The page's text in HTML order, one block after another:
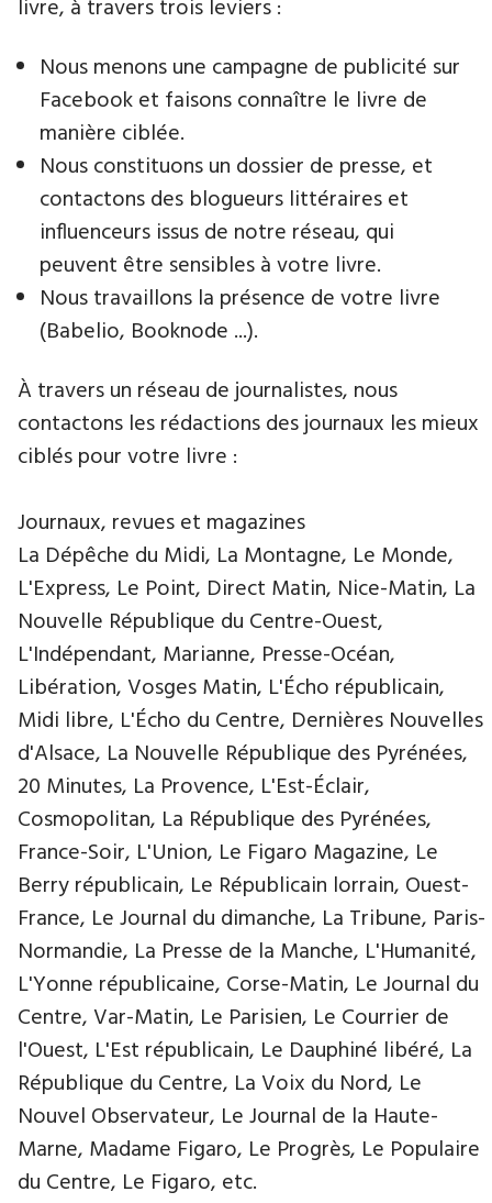
livre​, à travers trois leviers :
Nous menons une campagne de publicité sur
Facebook et faisons connaître le livre de
manière ciblée.
Nous constituons un dossier de presse, et
contactons des blogueurs littéraires et
influenceurs issus de notre réseau, qui
peuvent être sensibles à votre livre.
Nous travaillons la présence de votre livre
(Babelio, Booknode ...).
À travers un réseau de journalistes, nous
contactons les rédactions des journaux les mieux
ciblés pour votre livre :
Journaux, revues et magazines
La Dépêche du Midi, La Montagne, Le Monde,
L'Express, Le Point, Direct Matin, Nice-Matin, La
Nouvelle République du Centre-Ouest,
L'Indépendant, Marianne, Presse-Océan,
Libération, Vosges Matin, L'Écho républicain,
Midi libre, L'Écho du Centre, Dernières Nouvelles
d'Alsace, La Nouvelle République des Pyrénées,
20 Minutes, La Provence, L'Est-Éclair,
Cosmopolitan, La République des Pyrénées,
France-Soir, L'Union, Le Figaro Magazine, Le
Berry républicain, Le Républicain lorrain, Ouest-
France, Le Journal du dimanche, La Tribune, Paris-
Normandie, La Presse de la Manche, L'Humanité,
L'Yonne républicaine, Corse-Matin, Le Journal du
Centre, Var-Matin, Le Parisien, Le Courrier de
l'Ouest, L'Est républicain, Le Dauphiné libéré, La
République du Centre, La Voix du Nord, Le
Nouvel Observateur, Le Journal de la Haute-
Marne, Madame Figaro, Le Progrès, Le Populaire
du Centre, Le Figaro, etc.